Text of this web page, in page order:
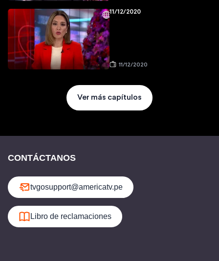
11/12/2020
11/12/2020
Ver más capítulos
CONTÁCTANOS
tvgosupport@americatv.pe
Libro de reclamaciones